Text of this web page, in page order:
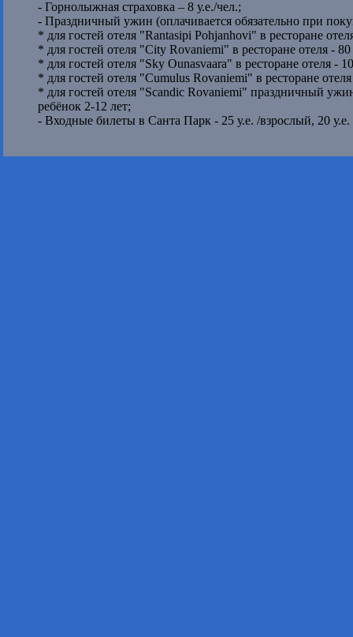
- Горнолыжная страховка – 8 у.е./чел.;
- Праздничный ужин (оплачивается обязательно при
* для гостей отеля "Rantasipi Pohjanhovi" в ресторане
* для гостей отеля "City Rovaniemi" в ресторане отеля -
* для гостей отеля "Sky Ounasvaara" в ресторане отеля -
* для гостей отеля "Cumulus Rovaniemi" в ресторане
* для гостей отеля "Scandic Rovaniemi" праздничный
ребёнок 2-12 лет;
- Входные билеты в Санта Парк - 25 у.е. /взрослый, 20 у.е.